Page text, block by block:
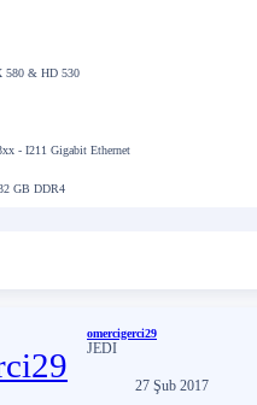
580 & HD 530
- I211 Gigabit Ethernet
GB DDR4
omercigerci29
JEDI
27 Şub 2017